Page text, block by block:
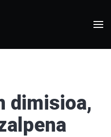
dimisioa,